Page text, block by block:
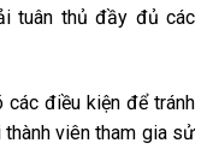
tuân thủ đầy đủ các
các điều kiện để tránh
viên tham gia sử